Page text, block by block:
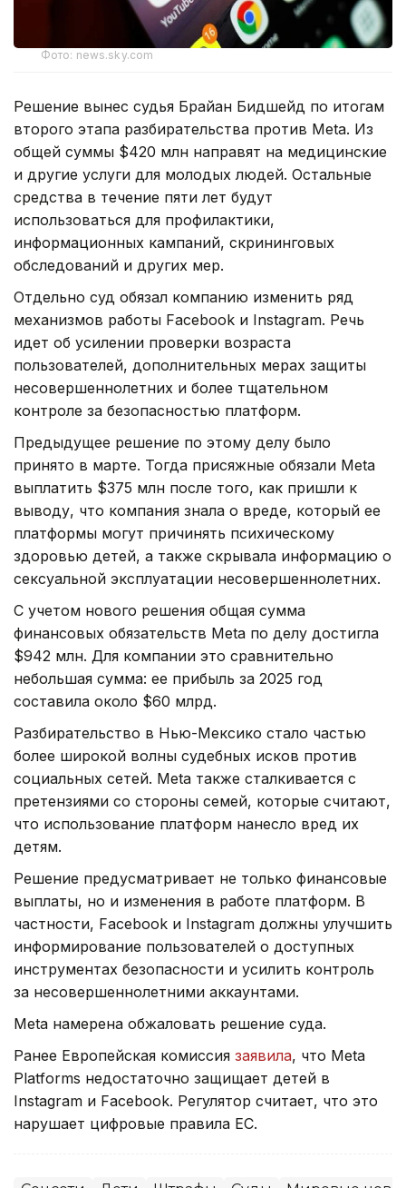
Фото: news.sky.com
Решение вынес судья Брайан Бидшейд по итогам
второго этапа разбирательства против Meta. Из
общей суммы $420 млн направят на медицинские
и другие услуги для молодых людей. Остальные
средства в течение пяти лет будут
использоваться для профилактики,
информационных кампаний, скрининговых
обследований и других мер.
Отдельно суд обязал компанию изменить ряд
механизмов работы Facebook и Instagram. Речь
идет об усилении проверки возраста
пользователей, дополнительных мерах защиты
несовершеннолетних и более тщательном
контроле за безопасностью платформ.
Предыдущее решение по этому делу было
принято в марте. Тогда присяжные обязали Meta
выплатить $375 млн после того, как пришли к
выводу, что компания знала о вреде, который ее
платформы могут причинять психическому
здоровью детей, а также скрывала информацию о
сексуальной эксплуатации несовершеннолетних.
С учетом нового решения общая сумма
финансовых обязательств Meta по делу достигла
$942 млн. Для компании это сравнительно
небольшая сумма: ее прибыль за 2025 год
составила около $60 млрд.
Разбирательство в Нью-Мексико стало частью
более широкой волны судебных исков против
социальных сетей. Meta также сталкивается с
претензиями со стороны семей, которые считают,
что использование платформ нанесло вред их
детям.
Решение предусматривает не только финансовые
выплаты, но и изменения в работе платформ. В
частности, Facebook и Instagram должны улучшить
информирование пользователей о доступных
инструментах безопасности и усилить контроль
за несовершеннолетними аккаунтами.
Meta намерена обжаловать решение суда.
Ранее Европейская комиссия заявила, что Meta
Platforms недостаточно защищает детей в
Instagram и Facebook. Регулятор считает, что это
нарушает цифровые правила ЕС.